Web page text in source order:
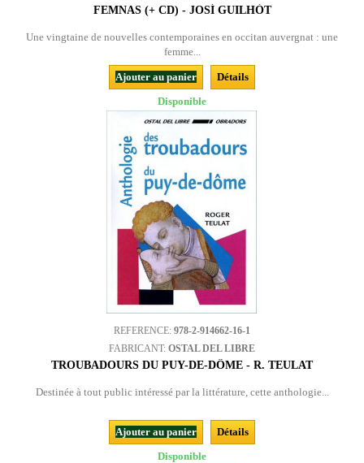
FEMNAS (+ CD) - JOSÍ GUILHÒT
Une vingtaine de nouvelles contemporaines en occitan auvergnat : une
femme...
Ajouter au panier
Détails
Disponible
REFERENCE: 978-2-914662-16-1
FABRICANT: OSTAL DEL LIBRE
TROUBADOURS DU PUY-DE-DÔME - R. TEULAT
Destinée à tout public intéressé par la littérature, cette anthologie...
Ajouter au panier
Détails
Disponible